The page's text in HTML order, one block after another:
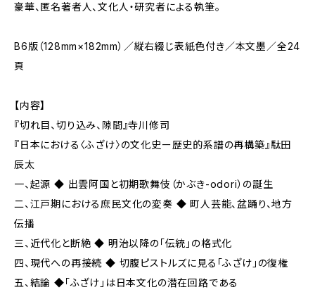
豪華、匿名著者人、文化人・研究者による執筆。
B6版（128mm×182mm）／縦右綴じ表紙色付き／本文墨／全24
頁
【内容】
『切れ目、切り込み、隙間』寺川修司
『日本における〈ふざけ〉の文化史ー歴史的系譜の再構築』駄田
辰太
一、起源 ◆ 出雲阿国と初期歌舞伎（かぶき-odori）の誕生
二、江戸期における庶民文化の変奏 ◆ 町人芸能、盆踊り、地方
伝播
三、近代化と断絶 ◆ 明治以降の「伝統」の格式化
四、現代への再接続 ◆ 切腹ピストルズに見る「ふざけ」の復権
五、結論 ◆「ふざけ」は日本文化の潜在回路である